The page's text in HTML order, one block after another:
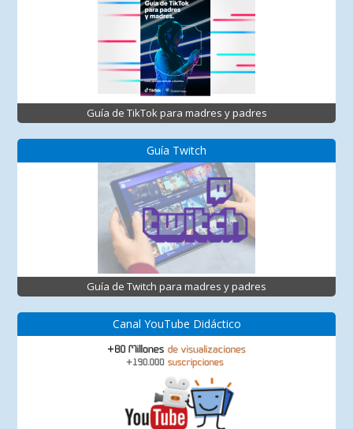
Guía de TikTok para madres y padres
Guía Twitch
Guía de Twitch para madres y padres
Canal YouTube Didáctico